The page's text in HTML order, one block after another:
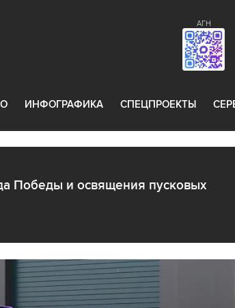
АГН
ИНФОГРАФИКА СПЕЦПРОЕКТЫ
Победы и освящения пусковых